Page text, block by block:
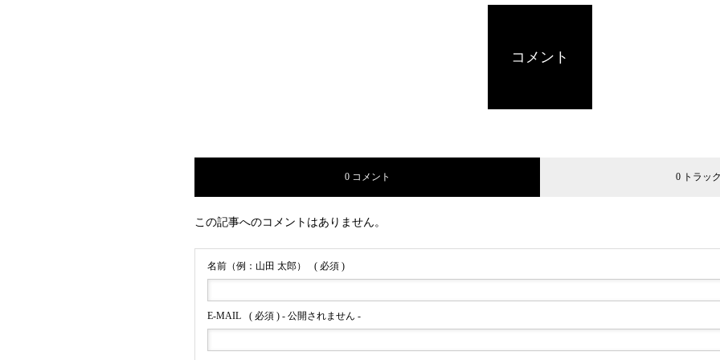
コメント
0 コメント 0 トラッ
この記事へのコメントはありません。
名前（例：山田 太郎） ( 必須 )
E-MAIL ( 必須 ) - 公開されません -